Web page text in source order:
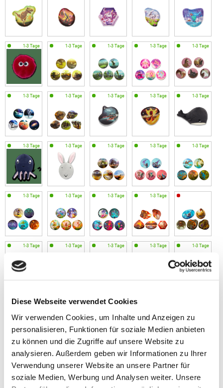
Diese Webseite verwendet Cookies
Wir verwenden Cookies, um Inhalte und Anzeigen zu
personalisieren, Funktionen für soziale Medien anbieten
zu können und die Zugriffe auf unsere Website zu
analysieren. Außerdem geben wir Informationen zu Ihrer
Verwendung unserer Website an unsere Partner für
soziale Medien, Werbung und Analysen weiter. Unsere